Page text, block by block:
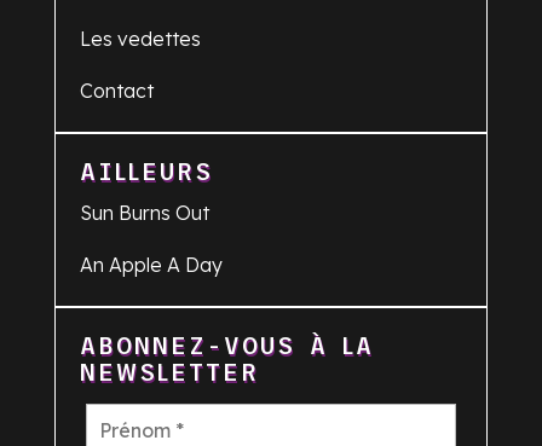
Les vedettes
Contact
AILLEURS
Sun Burns Out
An Apple A Day
ABONNEZ-VOUS À LA
NEWSLETTER